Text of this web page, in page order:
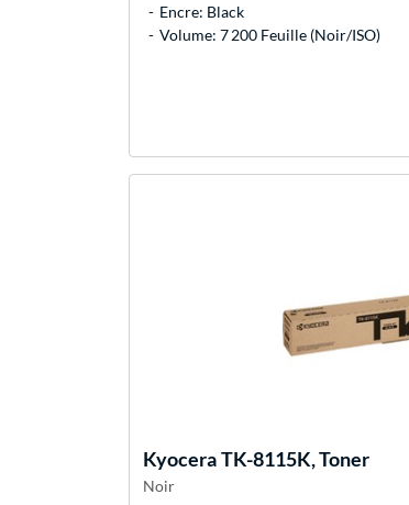
Encre: Black
Volume: 7 200 Feuille (Noir/ISO)
Kyocera TK-8115K, Toner
Noir